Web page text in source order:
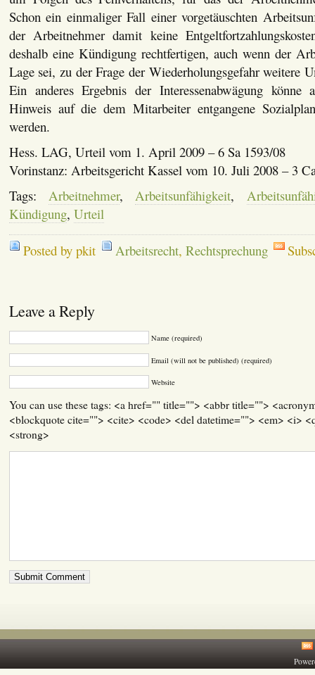
Schon ein einmaliger Fall einer vorgetäuschten
der Arbeitnehmer damit keine
deshalb eine Kündigung rechtfertigen, auch wenn der
Lage sei, zu der Frage der Wiederholungsgefahr weitere
Ein anderes Ergebnis der Interessenabwägung
Hinweis auf die dem Mitarbeiter entgangene
werden.
Hess. LAG, Urteil vom 1. April 2009 – 6 Sa 1593/08
Vorinstanz: Arbeitsgericht Kassel vom 10. Juli 2008 – 3
Tags: Arbeitnehmer, Arbeitsunfähigkeit,
Kündigung, Urteil
Posted by pkit Arbeitsrecht, Rechtsprechung
Leave a Reply
Name (required)
Email (will not be published) (required)
Website
You can use these tags: <a href="" title=""> <abbr title="">
<blockquote cite=""> <cite> <code> <del datetime=""> <em> <i>
<strong>